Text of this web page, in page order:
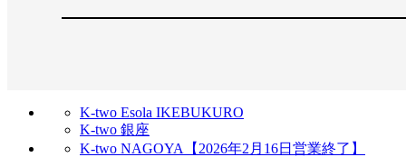
K-two Esola IKEBUKURO
K-two 銀座
K-two NAGOYA【2026年2月16日営業終了】